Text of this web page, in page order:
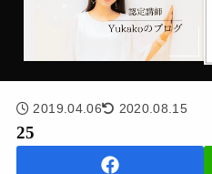
2019.04.06 2020.08.15
25